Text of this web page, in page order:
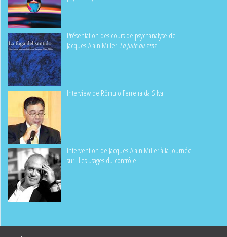
Présentation des cours de psychanalyse de
Jacques-Alain Miller:La fuite du sens
Interview de Rômulo Ferreira da Silva
Intervention de Jacques-Alain Miller à la Journée
sur "Les usages du contrôle"